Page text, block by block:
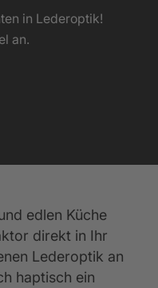
in Lederoptik!
an.
edlen Küche
direkt in Ihr
Lederoptik an
haptisch ein